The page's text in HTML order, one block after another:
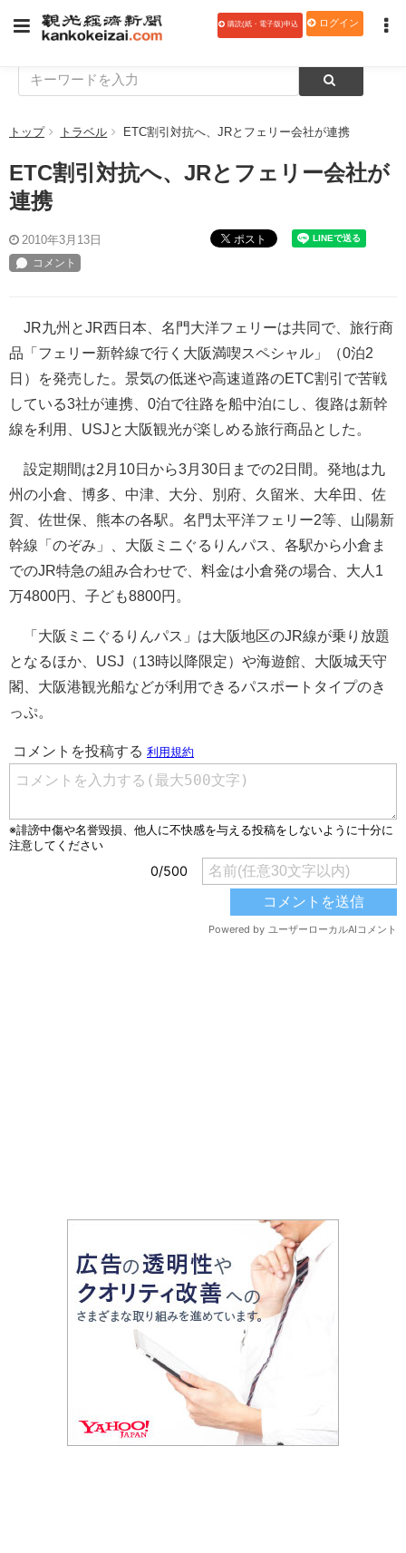
購読(紙・電子版)申込 ログイン
トップ トラベル ETC割引対抗へ、JRとフェリー会社が連携
ETC割引対抗へ、JRとフェリー会社が
連携
2010年3月13日 ポスト
JR九州とJR西日本、名門大洋フェリーは共同で、旅行商
品「フェリー新幹線で行く大阪満喫スペシャル」（0泊2
日）を発売した。景気の低迷や高速道路のETC割引で苦戦
している3社が連携、0泊で往路を船中泊にし、復路は新幹
線を利用、USJと大阪観光が楽しめる旅行商品とした。
設定期間は2月10日から3月30日までの2日間。発地は九
州の小倉、博多、中津、大分、別府、久留米、大牟田、佐
賀、佐世保、熊本の各駅。名門太平洋フェリー2等、山陽新
幹線「のぞみ」、大阪ミニぐるりんパス、各駅から小倉ま
でのJR特急の組み合わせで、料金は小倉発の場合、大人1
万4800円、子ども8800円。
「大阪ミニぐるりんパス」は大阪地区のJR線が乗り放題
となるほか、USJ（13時以降限定）や海遊館、大阪城天守
閣、大阪港観光船などが利用できるパスポートタイプのき
っぷ。